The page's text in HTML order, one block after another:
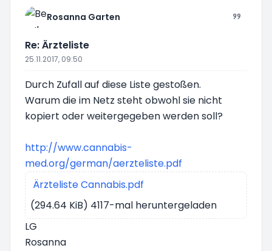
Rosanna Garten
Re: Ärzteliste
25.11.2017, 09:50
Durch Zufall auf diese Liste gestoßen.
Warum die im Netz steht obwohl sie nicht
kopiert oder weitergegeben werden soll?
http://www.cannabis-
med.org/german/aerzteliste.pdf
Ärzteliste Cannabis.pdf
(294.64 KiB) 4117-mal heruntergeladen
LG
Rosanna